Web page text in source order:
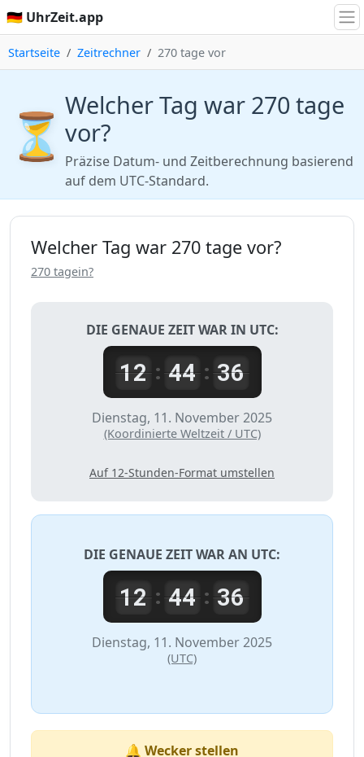
🇩🇪 UhrZeit.app
Startseite Zeitrechner 270 tage vor
⏳ Welcher Tag war 270 tage
vor?
Präzise Datum- und Zeitberechnung basierend
auf dem UTC-Standard.
Welcher Tag war 270 tage vor?
270 tagein?
DIE GENAUE ZEIT WAR IN UTC:
12: 44: 36
Dienstag, 11. November 2025
(Koordinierte Weltzeit / UTC)
Auf 12-Stunden-Format umstellen
DIE GENAUE ZEIT WAR AN UTC:
12: 44: 36
Dienstag, 11. November 2025
(UTC)
🔔 Wecker stellen